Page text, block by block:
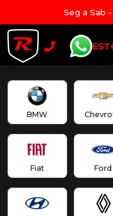
Seg a Sab -
BMW
Fiat Ford